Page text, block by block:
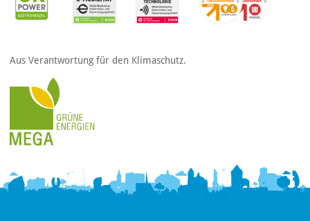
Aus Verantwortung für den Klimaschutz.